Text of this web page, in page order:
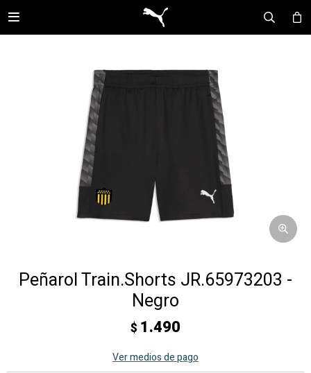

Peñarol Train.Shorts JR.65973203 -
Negro
$ 1.490
Ver medios de pago